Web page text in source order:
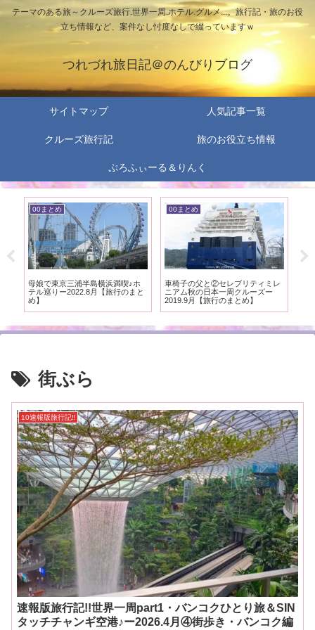
テーマのある旅～クルーズ旅行.世界一周.ホテル.グルメ...。旅行記・旅のお役
立ち情報など、案件なし忖度なしで綴っていますｗ
つれづれ旅日記＠のんびりブログ
サイトマップ 人気記事一覧
クルーズ旅行記 旅のお役立ち情報
ぷろふぃーる＆りんく
00まとめ
母娘で東京三浦半島横浜満喫♪ホ
テル巡りー2022.8月【旅行のまと
め】
00まとめ
車椅子の父と②セレブリティミレ
ニアム秋の日本一周クルーズー
2019.9月【旅行のまとめ】
街ぶら
10速報版旅行記‼
速報版旅行記!!世界一周part1・バンコクひとり旅＆SIN
タッチチャンギ空港♪ー2026.4月④街歩き・バンコク編